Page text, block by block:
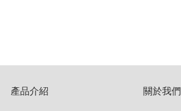
產品介紹 關於我們